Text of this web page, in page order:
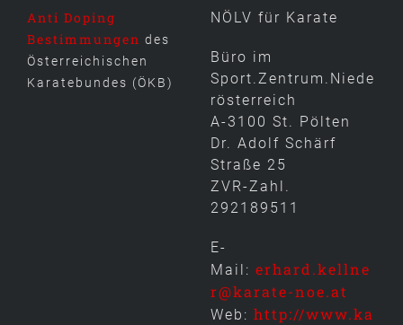
Anti Doping
Bestimmungen des
Österreichischen
Karatebundes (ÖKB)
NÖLV für Karate
Büro im
Sport.Zentrum.Niede
rösterreich
A-3100 St. Pölten
Dr. Adolf Schärf
Straße 25
ZVR-Zahl.
292189511
E-
Mail: erhard.kellne
r@karate-noe.at
Web: http://www.ka